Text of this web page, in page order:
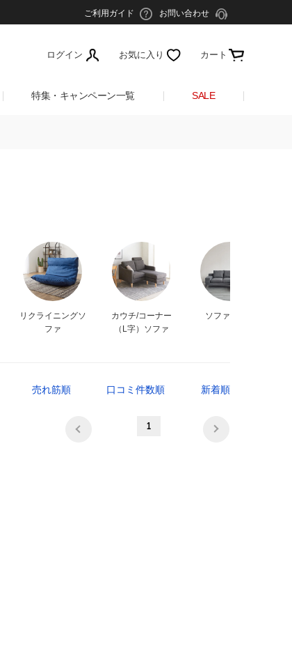
ご利用ガイド お問い合わせ
ログイン お気に入り カート
特集・キャンペーン一覧 SALE
リクライニングソ
ファ
カウチ/コーナー
（L字）ソファ
ソファセット
売れ筋順 口コミ件数順 新着順
1